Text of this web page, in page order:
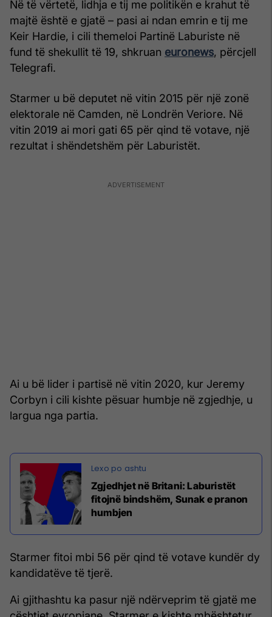
Në të vërtetë, lidhja e tij me politikën e krahut të
majtë është e gjatë – pasi ai ndan emrin e tij me
Keir Hardie, i cili themeloi Partinë Laburiste në
fund të shekullit të 19, shkruan euronews, përcjell
Telegrafi.
Starmer u bë deputet në vitin 2015 për një zonë
elektorale në Camden, në Londrën Veriore. Në
vitin 2019 ai mori gati 65 për qind të votave, një
rezultat i shëndetshëm për Laburistët.
Ai u bë lider i partisë në vitin 2020, kur Jeremy
Corbyn i cili kishte pësuar humbje në zgjedhje, u
largua nga partia.
Zgjedhjet në Britani: Laburistët
fitojnë bindshëm, Sunak e pranon
humbjen
Starmer fitoi mbi 56 për qind të votave kundër dy
kandidatëve të tjerë.
Ai gjithashtu ka pasur një ndërveprim të gjatë me